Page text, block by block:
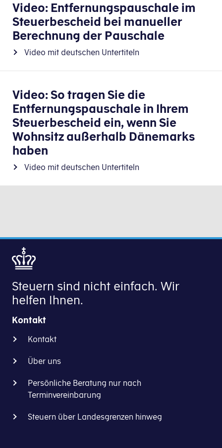
Video: Entfernungspauschale im
Steuerbescheid bei manueller
Berechnung der Pauschale
Video mit deutschen Untertiteln
Video: So tragen Sie die
Entfernungspauschale in Ihrem
Steuerbescheid ein, wenn Sie
Wohnsitz außerhalb Dänemarks
haben
Video mit deutschen Untertiteln
Steuern sind nicht einfach. Wir
helfen Ihnen.
Kontakt
Kontakt
Über uns
Persönliche Beratung nur nach
Terminvereinbarung
Steuern über Landesgrenzen hinweg